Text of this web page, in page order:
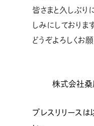
皆さまと久しぶり
しみにしておりま
どうぞよろしくお
株式会社
プレスリリースは